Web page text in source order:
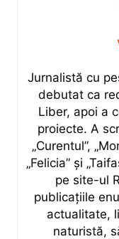
Jurnalistă cu
debutat ca
Liber, apoi a
proiecte. A
„Curentul”,
„Felicia” și
pe site-ul
publicațiile
actualitate,
naturistă,